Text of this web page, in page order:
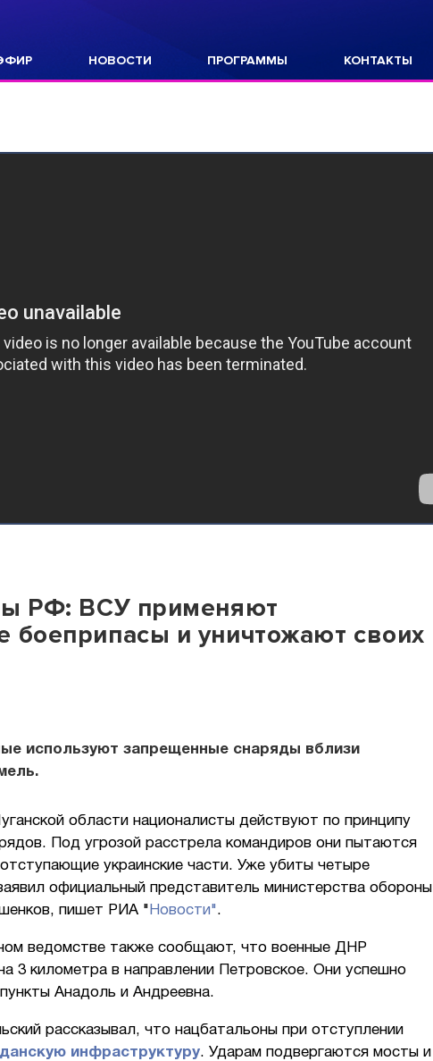
НОВОСТИ ПРОГРАММЫ КОНТАКТЫ
РФ: ВСУ применяют
и уничтожают своих
используют запрещенные снаряды вблизи
области националисты действуют по принципу
Под угрозой расстрела командиров они пытаются
украинские части. Уже убиты четыре
официальный представитель министерства обороны
пишет РИА " Новости".
ведомстве также сообщают, что военные ДНР
3 километра в направлении Петровское. Они успешно
Анадоль и Андреевна.
рассказывал, что нацбатальоны при отступлении
инфраструктуру. Ударам подвергаются мосты и